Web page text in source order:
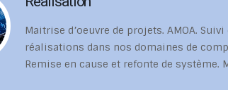
Maitrise d’oeuvre de projets. AMOA.
réalisations dans nos domaines de
Remise en cause et refonte de système.